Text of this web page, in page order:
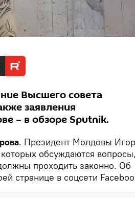
Высшего совета
заявления
– в обзоре Sputnik.
. Президент Молдовы
обсуждаются вопросы,
проходить законно. Об
странице в соцсети